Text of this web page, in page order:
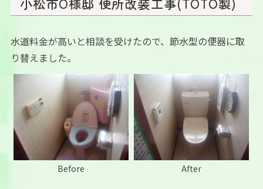
水道料金が高いと相談を受けたので、節水型の便器に取
り替えました。
Before After